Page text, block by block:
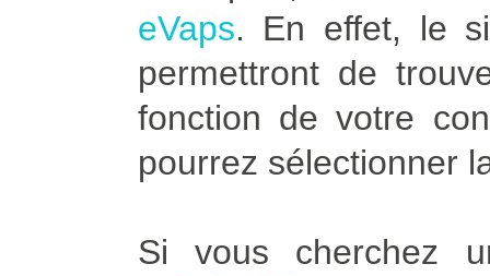
eVaps. En effet, le
permettront de
fonction de votre
pourrez sélectionner
Si vous cherchez